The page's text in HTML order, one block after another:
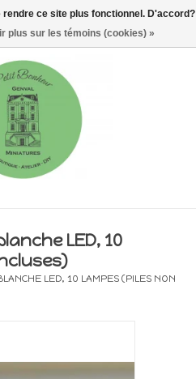
0 Articles - €0,00
LED, 10
LED, 10 LAMPES (PILES NON
ce site plus fonctionnel. D'accord?
plus sur les témoins (cookies) »